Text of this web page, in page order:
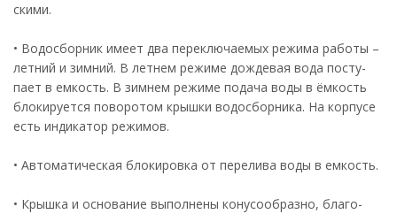
скими.
• Водосборник имеет два переключаемых режима работы –
летний и зимний. В летнем режиме дождевая вода посту-
пает в емкость. В зимнем режиме подача воды в ёмкость
блокируется поворотом крышки водосборника. На корпусе
есть индикатор режимов.
• Автоматическая блокировка от перелива воды в емкость.
• Крышка и основание выполнены конусообразно, благо-